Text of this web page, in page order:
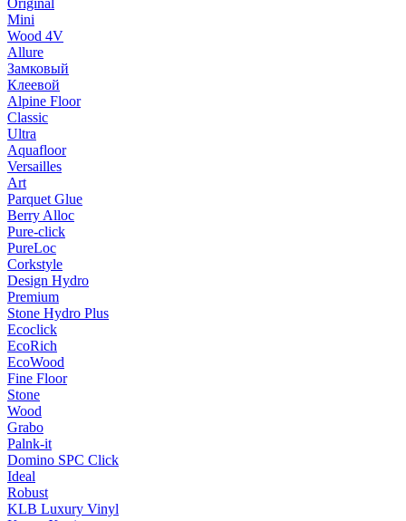
Original
Mini
Wood 4V
Allure
Замковый
Клеевой
Alpine Floor
Classic
Ultra
Aquafloor
Versailles
Art
Parquet Glue
Berry Alloc
Pure-click
PureLoc
Corkstyle
Design Hydro
Premium
Stone Hydro Plus
Ecoclick
EcoRich
EcoWood
Fine Floor
Stone
Wood
Grabo
Palnk-it
Domino SPC Click
Ideal
Robust
KLB Luxury Vinyl